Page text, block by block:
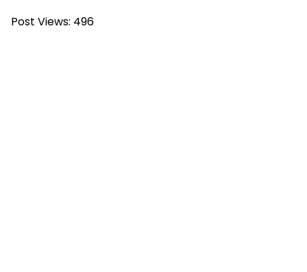
Post Views: 496